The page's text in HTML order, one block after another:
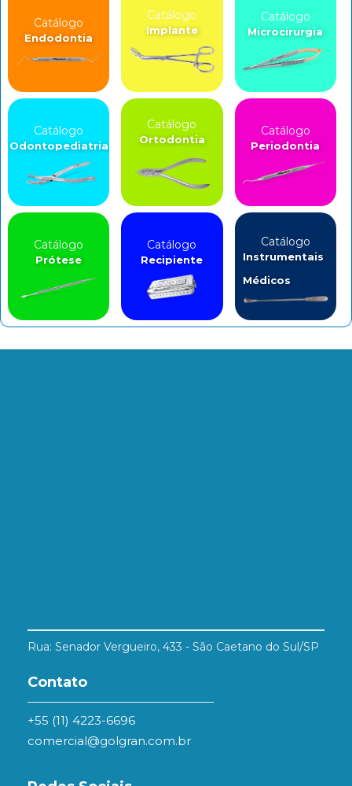
Catálogo
Endodontia
Catálogo
Implante
Catálogo
Microcirurgia
Catálogo
Odontopediatria
Catálogo
Ortodontia
Catálogo
Periodontia
Catálogo
Prótese
Catálogo
Recipiente
Catálogo
Instrumentais
Médicos
Rua: Senador Vergueiro, 433 - São Caetano do Sul/SP
Contato
+55 (11) 4223-6696
comercial@golgran.com.br